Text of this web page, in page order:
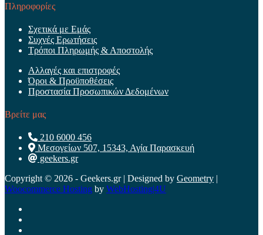
Πληροφορίες
Σχετικά με Εμάς
Συχνές Ερωτήσεις
Τρόποι Πληρωμής & Αποστολής
Αλλαγές και επιστροφές
Όροι & Προϋποθέσεις
Προστασία Προσωπικών Δεδομένων
Βρείτε μας
210 6000 456
Μεσογείων 507, 15343, Αγία Παρασκευή
geekers.gr
Copyright © 2026 - Geekers.gr | Designed by Geometry
Woocommerce Hosting by WebHosting|4U